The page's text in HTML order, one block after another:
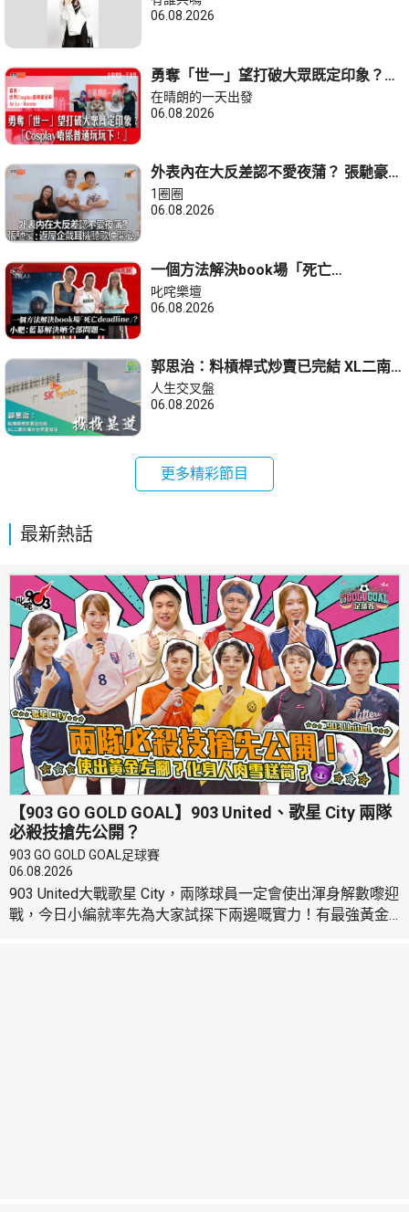
06.08.2026
勇奪「世一」望打破大眾既定印象？世
界Cosplay高峰會冠軍 Ar Lu、Ronnie :
Cosplay唔係玩玩下！
在晴朗的一天出發
06.08.2026
外表內在大反差認不愛夜蒲？ 張馳豪：
返屋企戴耳機聽歌仲開心！
1圈圈
06.08.2026
一個方法解決book場「死亡
deadline」？小肥：藍幕解決晒全部問
題～
叱咤樂壇
06.08.2026
郭思治：料槓桿式炒賣已完結 XL二南
方海力士不宜加注
人生交叉盤
06.08.2026
更多精彩節目
最新熱話
【903 GO GOLD GOAL】903 United、歌星 City 兩隊
必殺技搶先公開？
903 GO GOLD GOAL足球賽
06.08.2026
903 United大戰歌星 City，兩隊球員一定會使出渾身解數嚟迎
戰，今日小編就率先為大家試探下兩邊嘅實力！有最強黃金